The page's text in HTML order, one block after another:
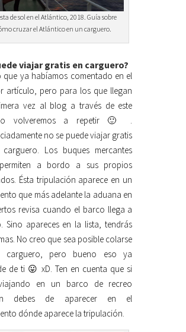
de sol en el Atlántico, 2018. Guía sobre
cruzar el Atlántico en un carguero.
viajar gratis en carguero?
que ya habíamos comentado en el
artículo, pero para los que llegan
vez al blog a través de este
volveremos a repetir 🙂 .
no se puede viajar gratis
Los buques mercantes
a bordo a sus propios
Ésta tripulación aparece en un
que más adelante la aduana en
revisa cuando el barco llega a
Sino apareces en la lista, tendrás
No creo que sea posible colarse
carguero, pero bueno eso ya
de ti 😛 xD. Ten en cuenta que si
en un barco de recreo
debes de aparecer en el
dónde aparece la tripulación.